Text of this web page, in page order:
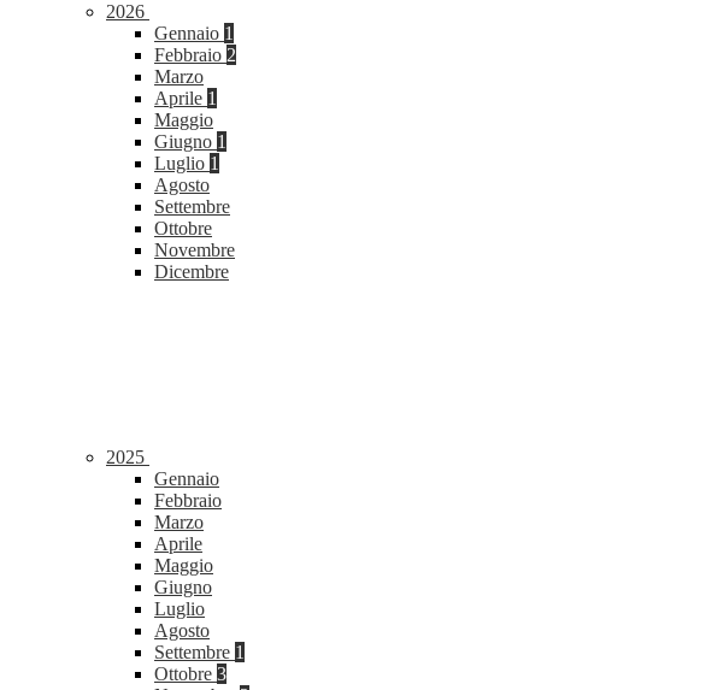
2026
Gennaio 1
Febbraio 2
Marzo
Aprile 1
Maggio
Giugno 1
Luglio 1
Agosto
Settembre
Ottobre
Novembre
Dicembre
2025
Gennaio
Febbraio
Marzo
Aprile
Maggio
Giugno
Luglio
Agosto
Settembre 1
Ottobre 3